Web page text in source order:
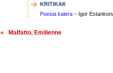
KRITIKAK
Poesia kaiera – Igor
« Malfatto, Emilienne